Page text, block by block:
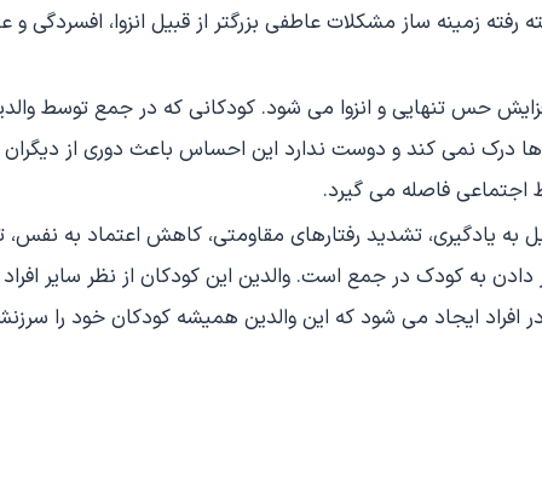
زمینه ساز مشکلات عاطفی بزرگتر از قبیل انزوا، افسردگی و
حس تنهایی و انزوا می شود. کودکانی که در جمع توسط
نمی کند و دوست ندارد این احساس باعث دوری از دیگران
فاصله می گیرد.
به یادگیری، تشدید رفتارهای مقاومتی، کاهش اعتماد به
به کودک در جمع است. والدین این کودکان از نظر سایر افراد
افراد ایجاد می شود که این والدین همیشه کودکان خود را